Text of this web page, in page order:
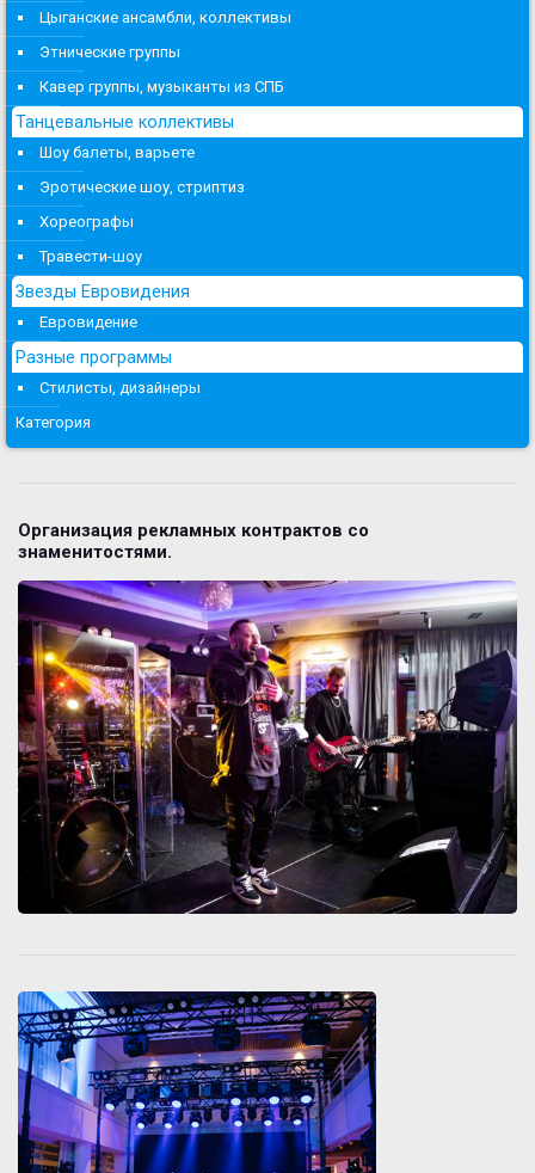
Цыганские ансамбли, коллективы
Этнические группы
Кавер группы, музыканты из СПБ
Танцевальные коллективы
Шоу балеты, варьете
Эротические шоу, стриптиз
Хореографы
Травести-шоу
Звезды Евровидения
Евровидение
Разные программы
Стилисты, дизайнеры
Категория
Организация рекламных контрактов со
знаменитостями.